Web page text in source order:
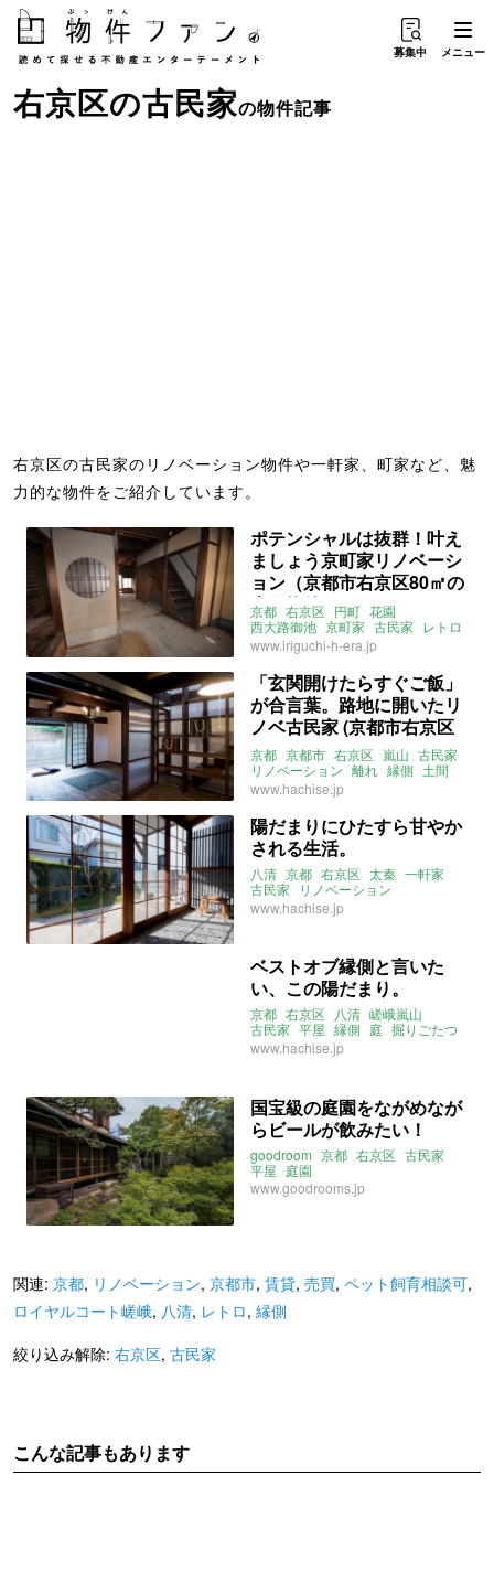
募集中 メニュー
右京区の古民家の物件記事
右京区の古民家のリノベーション物件や一軒家、町家など、魅
力的な物件をご紹介しています。
ポテンシャルは抜群！叶え
ましょう京町家リノベーシ
ョン（京都市右京区80㎡の
売買物件）
京都 右京区 円町 花園
西大路御池 京町家 古民家 レトロ
ライター：葱山紫蘇子
売買
www.iriguchi-h-era.jp
「玄関開けたらすぐご飯」
が合言葉。路地に開いたリ
ノベ古民家 (京都市右京区
99㎡の売買物件)
京都 京都市 右京区 嵐山 古民家
リノベーション 離れ 縁側 土間
店舗可 棚 八清
www.hachise.jp
陽だまりにひたすら甘やか
される生活。
八清 京都 右京区 太秦 一軒家
古民家
リノベーション
サンルーム 天窓
www.hachise.jp
ベストオブ縁側と言いた
い、この陽だまり。
京都 右京区 八清 嵯峨嵐山
古民家 平屋 縁側 庭 掘りごたつ
リノベーション
www.hachise.jp
国宝級の庭園をながめなが
らビールが飲みたい！
goodroom 京都 右京区 古民家
平屋 庭園
www.goodrooms.jp
関連: 京都, リノベーション, 京都市, 賃貸, 売買, ペット飼育相談可,
ロイヤルコート嵯峨, 八清, レトロ, 縁側
絞り込み解除: 右京区, 古民家
こんな記事もあります